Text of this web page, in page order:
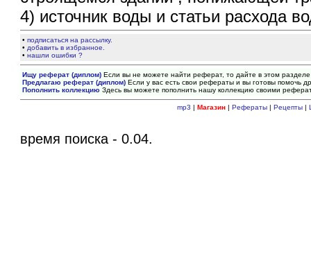
4) источник воды и статьи расхода
•подписаться на рассылку.
• добавить в избранное.
•нашли ошибки ?
Ищу реферат (диплом) Если вы не можете найти реферат, то дайте в этом
Предлагаю реферат (диплом) Если у вас есть свои рефераты и вы готовы помочь
Пополнить коллекцию Здесь вы можете пополнить нашу коллекцию своими
mp3 | Магазин| Рефераты| Рецепты|
время поиска - 0.04.